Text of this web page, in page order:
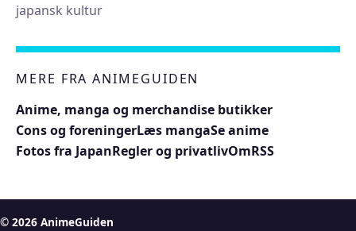
japansk kultur
MERE FRA ANIMEGUIDEN
Anime, manga og merchandise butikker
Cons og foreningerLæs mangaSe anime
Fotos fra JapanRegler og privatlivOmRSS
© 2026 AnimeGuiden